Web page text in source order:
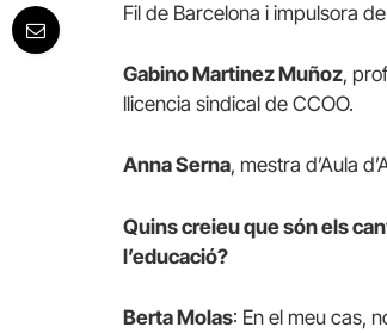
Fil de Barcelona i impulsora
Gabino Martinez Muñoz,
llicencia sindical de CCOO.
Anna Serna, mestra d’Aula
Quins creieu que són els
l’educació?
Berta Molas: En el meu cas,